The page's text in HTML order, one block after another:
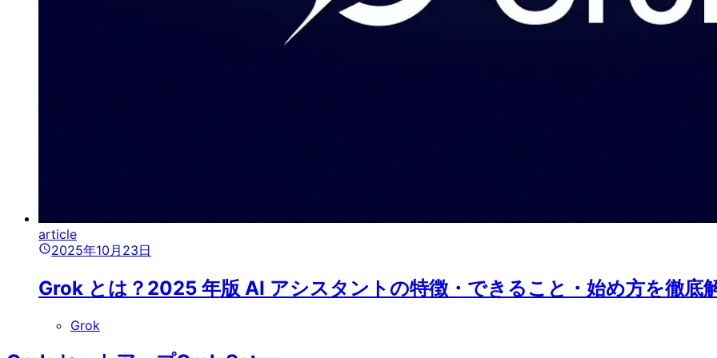
article
2025年10月23日
Grok とは？2025 年版 AI アシスタントの特徴・できること・始め方を徹底
Grok